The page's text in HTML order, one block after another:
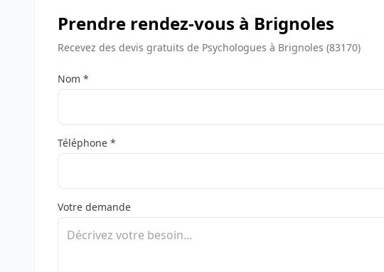
Prendre rendez-vous à Brignoles
Recevez des devis gratuits de Psychologues à Brignoles (83170)
Nom *
Téléphone *
Votre demande